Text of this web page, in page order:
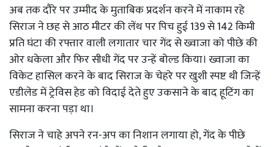
अब तक दौरे पर उम्मीद के मुताबिक प्रदर्शन करने में नाकाम रहे
सिराज ने छह से आठ मीटर की लेंथ पर पिच हुई 139 से 142 किमी
प्रति घंटा की रफ्तार वाली लगातार चार गेंद से ख्वाजा को पीछे की
ओर धकेला और फिर सीधी गेंद पर उन्हें बोल्ड किया। ख्वाजा का
विकेट हासिल करने के बाद सिराज के चेहरे पर खुशी स्पष्ट थी जिन्हें
एडीलेड में ट्रेविस हेड को विदाई देते हुए उकसाने के बाद हूटिंग का
सामना करना पड़ा था।
सिराज ने चाहे अपने रन-अप का निशान लगाया हो, गेंद के पीछे